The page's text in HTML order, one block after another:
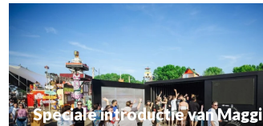
Speciale introductie van Maggi